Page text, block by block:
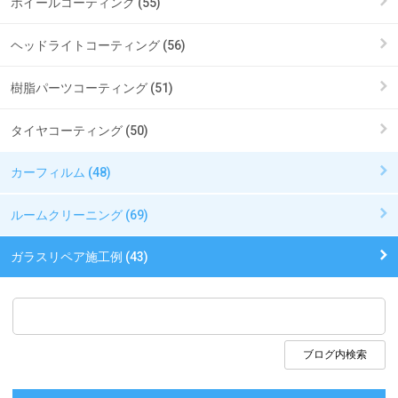
ヘッドライトコーティング (56)
樹脂パーツコーティング (51)
タイヤコーティング (50)
カーフィルム (48)
ルームクリーニング (69)
ガラスリペア施工例 (43)